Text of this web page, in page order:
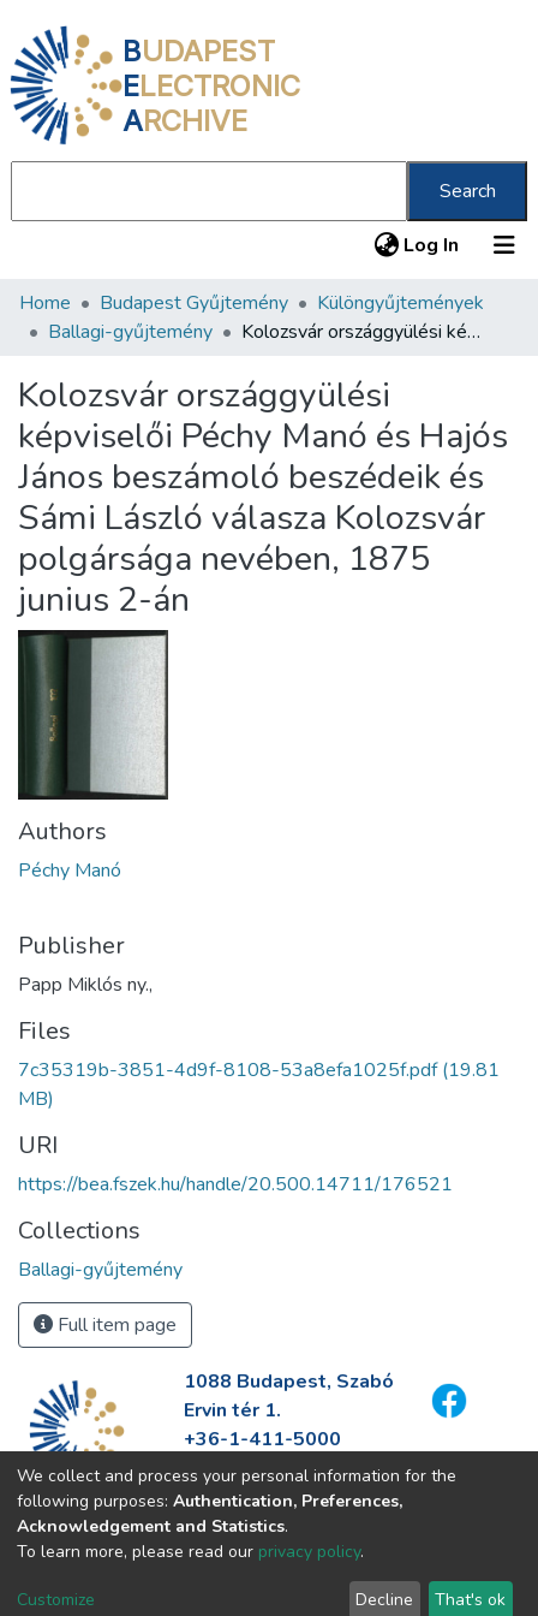
BUDAPEST
ELECTRONIC
ARCHIVE
Search
Log In (current)
Communities & Collections
Statistics
About us
Home Budapest Gyűjtemény
Különgyűjtemények
Ballagi-gyűjtemény
Kolozsvár országgyülési képviselői Péchy Manó és Hajós János beszámoló beszédeik és Sámi László válasza Kolozsvár polgársága nevében, 1875 junius 2-án
Kolozsvár országgyülési
képviselői Péchy Manó és Hajós
János beszámoló beszédeik és
Sámi László válasza Kolozsvár
polgársága nevében, 1875
junius 2-án
Authors
Péchy Manó
Publisher
Papp Miklós ny.,
Files
7c35319b-3851-4d9f-8108-53a8efa1025f.pdf(19.81
MB)
URI
https://bea.fszek.hu/handle/20.500.14711/176521
Collections
Ballagi-gyűjtemény
Full item page
1088 Budapest, Szabó
Ervin tér 1.
+36-1-411-5000
info@fszek.hu
https://fszek.hu
We collect and process your personal information for the
following purposes: Authentication, Preferences,
Acknowledgement and Statistics.
To learn more, please read our privacy policy.
Customize Decline That's ok